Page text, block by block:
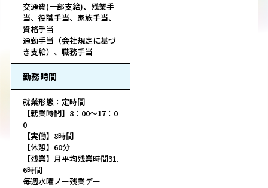
交通費(一部支給)、残業手
当、役職手当、家族手当、
資格手当
通勤手当（会社規定に基づ
き支給）、職務手当
勤務時間
就業形態：定時間
【就業時間】8：00～17：0
0
【実働】8時間
【休憩】60分
【残業】月平均残業時間31.
6時間
毎週水曜ノー残業デー